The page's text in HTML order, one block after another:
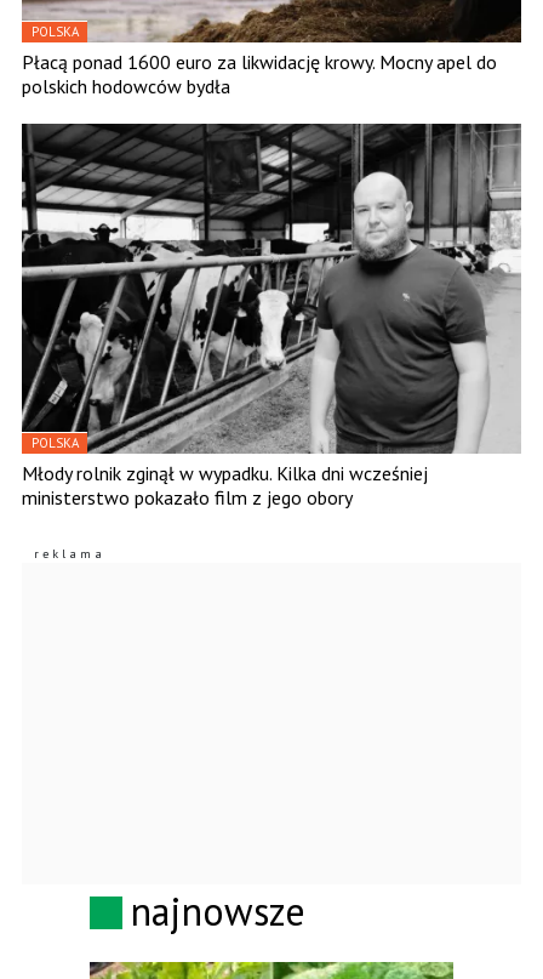
POLSKA
Płacą ponad 1600 euro za likwidację krowy. Mocny apel do
polskich hodowców bydła
POLSKA
Młody rolnik zginął w wypadku. Kilka dni wcześniej
ministerstwo pokazało film z jego obory
najnowsze